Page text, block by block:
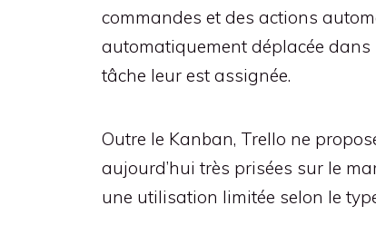
commandes et des actions
automatiquement déplacée dans
tâche leur est assignée.
Outre le Kanban, Trello ne
aujourd’hui très prisées sur le
une utilisation limitée selon le